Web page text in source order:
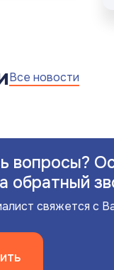
Все новости
вопросы?
обратный
свяжется с